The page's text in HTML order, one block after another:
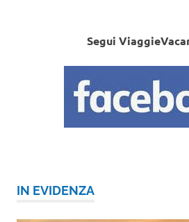
Segui
IN EVIDENZA